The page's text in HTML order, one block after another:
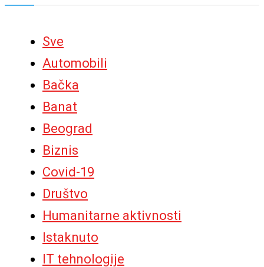
Sve
Automobili
Bačka
Banat
Beograd
Biznis
Covid-19
Društvo
Humanitarne aktivnosti
Istaknuto
IT tehnologije